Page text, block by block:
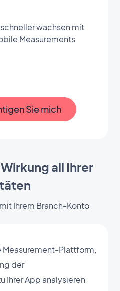
wachsen mit
Measurements
Sie mich
all Ihrer
Ihrem Branch-Konto
Measurement-Plattform,
der
Ihrer App analysieren